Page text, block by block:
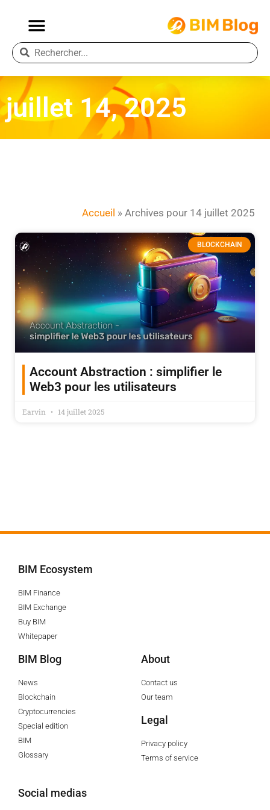
juillet 14, 2025
Accueil » Archives pour 14 juillet 2025
BLOCKCHAIN
Account Abstraction : simplifier le
Web3 pour les utilisateurs
Earvin 14 juillet 2025
BIM Ecosystem
BIM Finance
BIM Exchange
Buy BIM
Whitepaper
BIM Blog
News
Blockchain
Cryptocurrencies
Special edition
BIM
Glossary
About
Contact us
Our team
Legal
Privacy policy
Terms of service
Social medias